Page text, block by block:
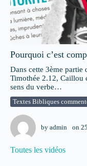
Pourquoi c’est
Textes Bibliques
Dans cette 3ème partie
Timothée 2.12, Caillou
sens du verbe…
by admin on
Toutes les vidéos